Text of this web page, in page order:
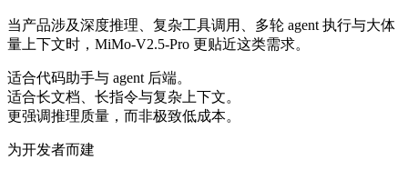
当产品涉及深度推理、复杂工具调用、多轮 agent 执行与大体
量上下文时，MiMo-V2.5-Pro 更贴近这类需求。
适合代码助手与 agent 后端。
适合长文档、长指令与复杂上下文。
更强调推理质量，而非极致低成本。
为开发者而建